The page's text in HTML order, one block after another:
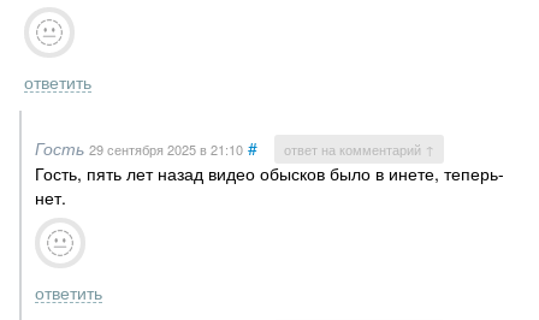
ответить
Гость 29 сентября 2025в 21:10 # ответ на комментарий ↑
Гость, пять лет назад видео обысков было в инете, теперь-
нет.
ответить